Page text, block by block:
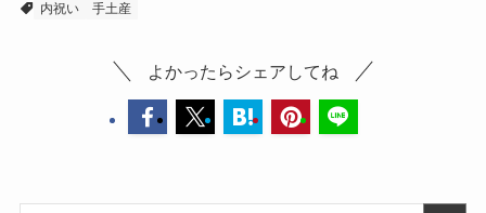
内祝い
手土産
よかったらシェアしてね